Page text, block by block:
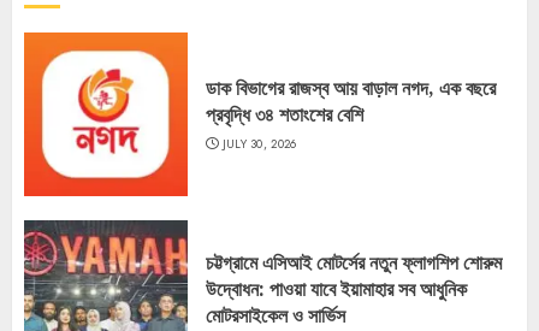
ডাক বিভাগের রাজস্ব আয় বাড়াল নগদ, এক বছরে
প্রবৃদ্ধি ৩৪ শতাংশের বেশি
JULY 30, 2026
চট্টগ্রামে এসিআই মোটর্সের নতুন ফ্লাগশিপ শোরুম
উদ্বোধন: পাওয়া যাবে ইয়ামাহার সব আধুনিক
মোটরসাইকেল ও সার্ভিস